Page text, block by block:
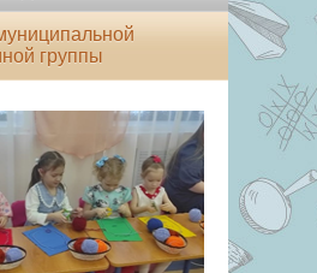
группы